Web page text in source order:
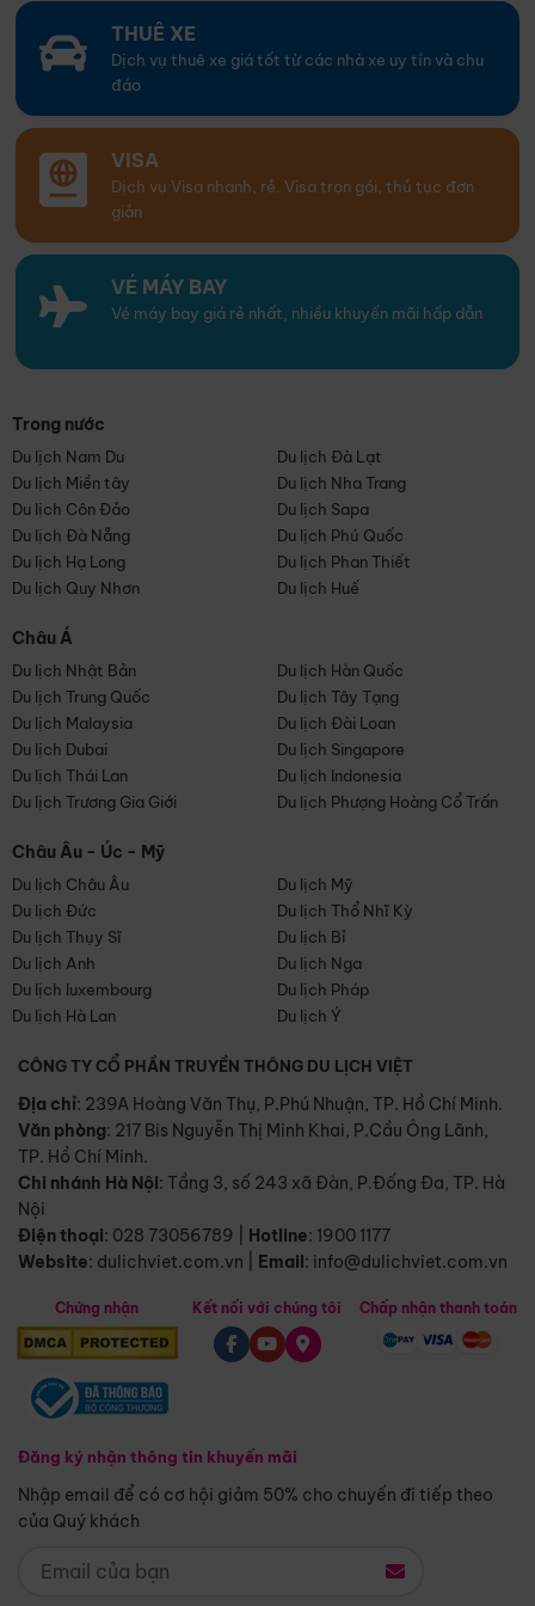
THUÊ XE
Dịch vụ thuê xe giá tốt từ các nhà xe uy tín và chu
đáo
VISA
Dịch vụ Visa nhanh, rẻ. Visa trọn gói, thủ tục đơn
giản
VÉ MÁY BAY
Vé máy bay giá rẻ nhất, nhiều khuyến mãi hấp dẫn
Trong nước
Du lịch Nam Du
Du lịch Đà Lạt
Du lịch Miền tây
Du lịch Nha Trang
Du lịch Côn Đảo
Du lịch Sapa
Du lịch Đà Nẵng
Du lịch Phú Quốc
Du lịch Hạ Long
Du lịch Phan Thiết
Du lịch Quy Nhơn
Du lịch Huế
Châu Á
Du lịch Nhật Bản
Du lịch Hàn Quốc
Du lịch Trung Quốc
Du lịch Tây Tạng
Du lịch Malaysia
Du lịch Đài Loan
Du lịch Dubai
Du lịch Singapore
Du lịch Thái Lan
Du lịch Indonesia
Du lịch Trương Gia Giới
Du lịch Phượng Hoàng Cổ Trấn
Châu Âu - Úc - Mỹ
Du lịch Châu Âu
Du lịch Mỹ
Du lịch Đức
Du lịch Thổ Nhĩ Kỳ
Du lịch Thụy Sĩ
Du lịch Bỉ
Du lịch Anh
Du lịch Nga
Du lịch luxembourg
Du lịch Pháp
Du lịch Hà Lan
Du lịch Ý
CÔNG TY CỔ PHẦN TRUYỀN THÔNG DU LỊCH VIỆT
Địa chỉ: 239A Hoàng Văn Thụ, P.Phú Nhuận, TP. Hồ Chí Minh.
Văn phòng: 217 Bis Nguyễn Thị Minh Khai, P.Cầu Ông Lãnh,
TP. Hồ Chí Minh.
Chi nhánh Hà Nội: Tầng 3, số 243 xã Đàn, P.Đống Đa, TP. Hà
Nội
Điện thoại: 028 73056789 Hotline: 1900 1177
Website: dulichviet.com.vn Email: info@dulichviet.com.vn
Chứng nhận
Đăng ký nhận thông tin khuyến mãi
Nhập email để có cơ hội giảm 50% cho chuyến đi tiếp theo
của Quý khách
Kết nối với chúng tôi Chấp nhận thanh toán